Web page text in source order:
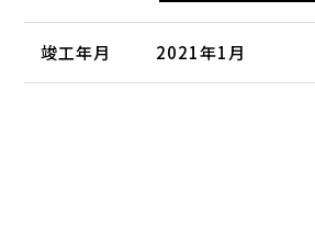
竣工年月 2021年1月